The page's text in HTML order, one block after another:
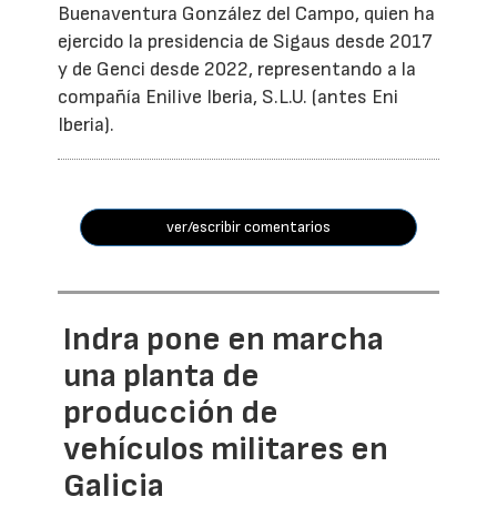
Buenaventura González del Campo, quien ha
ejercido la presidencia de Sigaus desde 2017
y de Genci desde 2022, representando a la
compañía Enilive Iberia, S.L.U. (antes Eni
Iberia).
ver/escribir comentarios
Indra pone en marcha
una planta de
producción de
vehículos militares en
Galicia